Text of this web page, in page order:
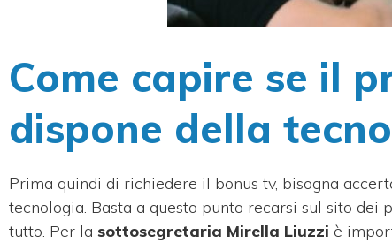
Come capire se il
dispone della
Prima quindi di richiedere il bonus tv, bisogna
tecnologia. Basta a questo punto recarsi sul sito
tutto. Per la sottosegretaria Mirella Liuzzi è